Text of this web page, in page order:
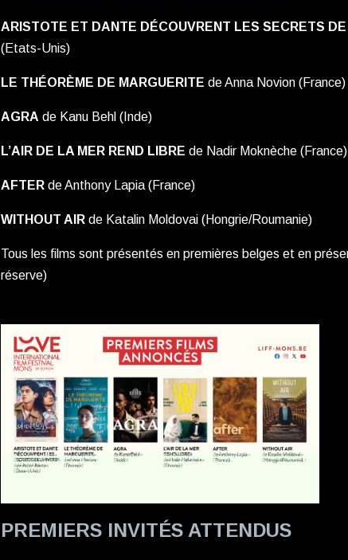
ARISTOTE ET DANTE DÉCOUVRENT LES SECRETS DE
(Etats-Unis)
LE THÉORÈME DE MARGUERITE de Anna Novion (France)
AGRA de Kanu Behl (Inde)
L’AIR DE LA MER REND LIBRE de Nadir Moknèche (France)
AFTERde Anthony Lapia (France)
WITHOUT AIRde Katalin Moldovai (Hongrie/Roumanie)
Tous les films sont présentés en premières belges et en
réserve)
PREMIERS INVITÉS ATTENDUS